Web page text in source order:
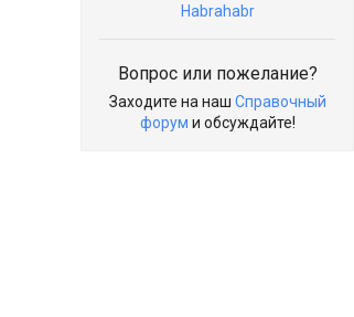
Habrahabr
Вопрос или пожелание?
Заходите на наш Справочный
форум и обсуждайте!